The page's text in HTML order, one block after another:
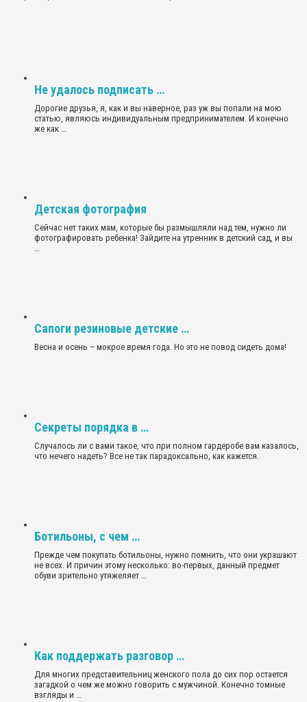
Не удалось подписать …
Дорогие друзья, я, как и вы наверное, раз уж вы попали на мою
статью, являюсь индивидуальным предпринимателем. И конечно
же как …
Детская фотография
Сейчас нет таких мам, которые бы размышляли над тем, нужно ли
фотографировать ребенка! Зайдите на утренник в детский сад, и вы
…
Сапоги резиновые детские …
Весна и осень – мокрое время года. Но это не повод сидеть дома!
Секреты порядка в …
Случалось ли с вами такое, что при полном гардеробе вам казалось,
что нечего надеть? Все не так парадоксально, как кажется.
Ботильоны, с чем …
Прежде чем покупать ботильоны, нужно помнить, что они украшают
не всех. И причин этому несколько: во-первых, данный предмет
обуви зрительно утяжеляет …
Как поддержать разговор …
Для многих представительниц женского пола до сих пор остается
загадкой о чем же можно говорить с мужчиной. Конечно томные
взгляды и …